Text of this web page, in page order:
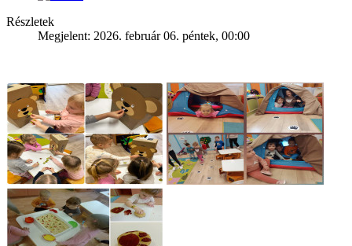
Részletek
Megjelent: 2026. február 06. péntek, 00:00